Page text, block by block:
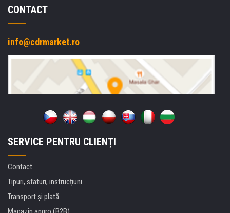
CONTACT
info@cdrmarket.ro
SERVICE PENTRU CLIENȚI
Contact
Tipuri, sfaturi, instrucțiuni
Transport şi plată